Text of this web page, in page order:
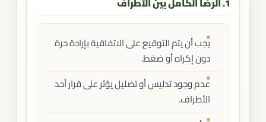
يجب أن يتم التوقيع على الاتفاقية بإرادة حرة
دون إكراه أو ضغط.
عدم وجود تدليس أو تضليل يؤثر على قرار أحد
الأطراف.